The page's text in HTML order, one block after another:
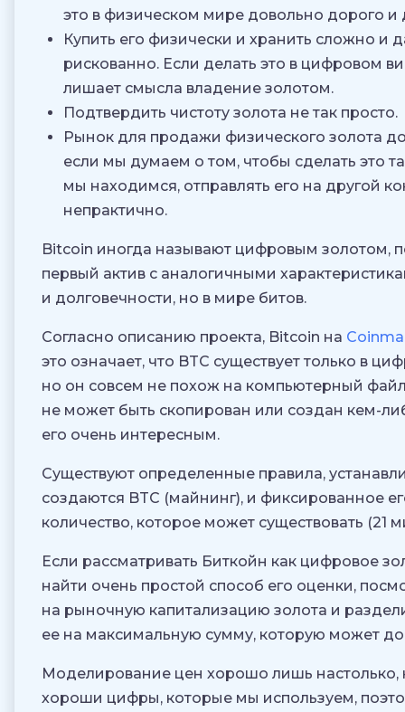
это в физическом мире довольно дорого и
Купить его физически и хранить сложно и
рискованно. Если делать это в цифровом
лишает смысла владение золотом.
Подтвердить чистоту золота не так просто.
Рынок для продажи физического золота
если мы думаем о том, чтобы сделать это
мы находимся, отправлять его на другой
непрактично.
Bitcoin иногда называют цифровым золотом,
первый актив с аналогичными
и долговечности, но в мире битов.
Согласно описанию проекта, Bitcoin на
это означает, что BTC существует только в
но он совсем не похож на компьютерный
не может быть скопирован или создан кем-
его очень интересным.
Существуют определенные правила,
создаются BTC (майнинг), и фиксированное
количество, которое может существовать (21
Если рассматривать Биткойн как цифровое
найти очень простой способ его оценки,
на рыночную капитализацию золота и
ее на максимальную сумму, которую может
Моделирование цен хорошо лишь настолько,
хороши цифры, которые мы используем,